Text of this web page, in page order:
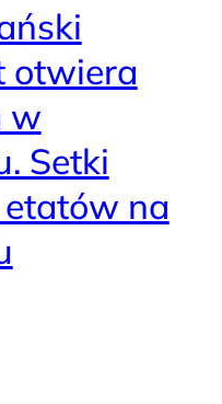
otwiera
w
Setki
na